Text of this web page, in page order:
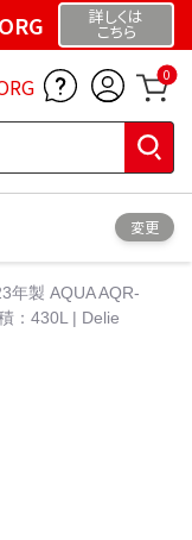
詳しくは
こちら
0
変更
年製 AQUA AQR-
：430L | Delie